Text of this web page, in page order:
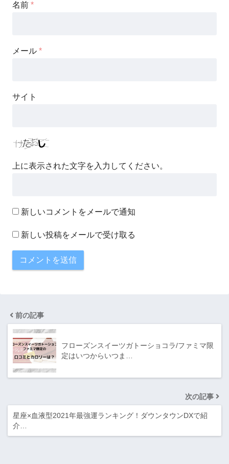
名前 *
メール *
サイト
上に表示された文字を入力してください。
新しいコメントをメールで通知
新しい投稿をメールで受け取る
前の記事
フローズンスイーツガトーショコラ/ファミマ限
定はいつからいつま…
次の記事
星座×血液型2021年最強運ランキング！ダウンタウンDXで紹
介…